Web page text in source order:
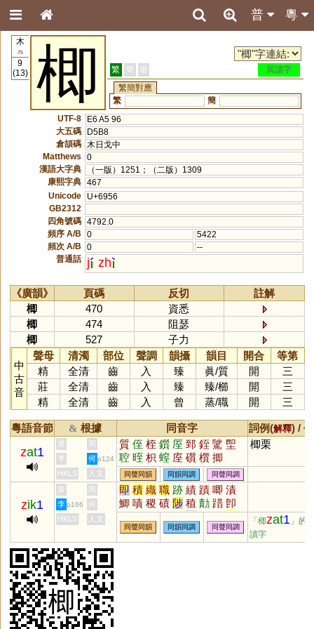
粵
普
木
75
9
(13)
楖 繁 簡 港
異讀字
繁簡對應
繁
簡
UTF-8
E6 A5 96
大五碼
D5B8
倉頡碼
木日戈中
Matthews
0
漢語大字典
（一版）1251；（二版）1309
康熙字典 467
Unicode
U+6956
GB2312
四角號碼 4792.0
頻序 A/B
0
5422
頻次 A/B
0
--
普通話
j zh
《廣韻》 頁碼 反切
註解
楖
470
資悉
楖
474
阻瑟
楖
527 子力
中
古
音
聲母 清濁 部位 聲調 韻攝 韻目 開合
等第
精
全清 齒 入 臻 眞/質 開
三
莊
全清 齒 入 臻 臻/櫛 開
三
精
全清 齒 入 曾 蒸/職 開 三
粵語音節 & 根據 同音字 詞例(解釋) /
zat1
黃 周 質 侄 桎 鑕 厔 郅 銍 騭 堲
聜 晊 枳 螲 庢 礩 櫍 揤
楖栗
李 何 p124
HKLS 人文 同聲同韻 同韻同調 同聲同調
zik1
黃 周 即 積 織 職 跡 績 蹟 唧 漬
鯽 嘖 稷 磧 陟 稙 勣 踖 卽
畟 鰿 蘵 癪 蟙 膱 堲 幘 蝍
李 p166
何
HKLS
人文
同聲同韻 同韻同調 同聲同調
「楖zat1 」的
讀字